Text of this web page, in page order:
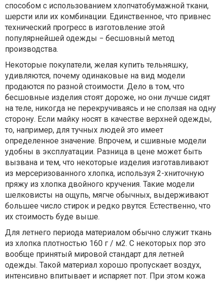
способом с использованием хлопчатобумажной ткани,
шерсти или их комбинации. Единственное, что привнес
технический прогресс в изготовление этой
популярнейшей одежды − бесшовный метод
производства.
Некоторые покупатели, желая купить тельняшку,
удивляются, почему одинаковые на вид модели
продаются по разной стоимости. Дело в том, что
бесшовные изделия стоят дороже, но они лучше сидят
на теле, никогда не перекручиваясь и не сползая на одну
сторону. Если майку носят в качестве верхней одежды,
то, например, для тучных людей это имеет
определенное значение. Впрочем, и сшивные модели
удобны в эксплуатации. Разница в цене может быть
вызвана и тем, что некоторые изделия изготавливают
из мерсеризованного хлопка, используя 2-хниточную
пряжу из хлопка двойного кручения. Такие модели
шелковисты на ощупь, мягче обычных, выдерживают
большее число стирок и редко рвутся. Естественно, что
их стоимость буде выше.
Для летнего периода материалом обычно служит ткань
из хлопка плотностью 160 г / м2. С некоторых пор это
вообще принятый мировой стандарт для летней
одежды. Такой материал хорошо пропускает воздух,
интенсивно впитывает и испаряет пот. При этом кожа